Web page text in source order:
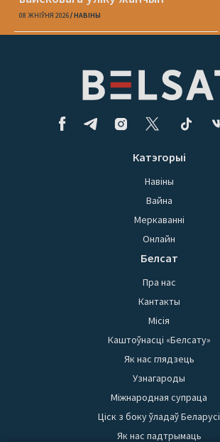
08 ЖНІЎНЯ 2026 НАВІНЫ
Катэгорыі
Навіны
Вайна
Меркаванні
Онлайн
Белсат
Пра нас
Кантакты
Місія
Каштоўнасці «Белсату»
Як нас глядзець
Узнагароды
Міжнародная супраца
Ціск з боку ўладаў Беларусі
Як нас падтрымаць